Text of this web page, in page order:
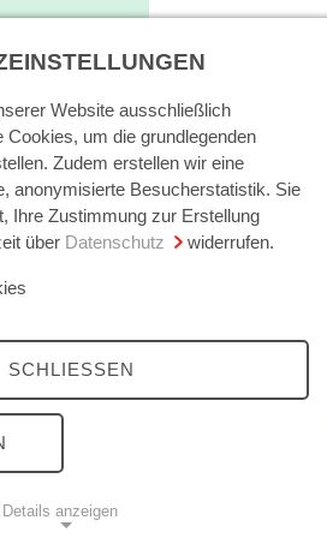
Website ausschließlich
Cookies, um die grundlegenden
Zudem erstellen wir eine
anonymisierte Besucherstatistik. Sie
Ihre Zustimmung zur Erstellung
über Datenschutz widerrufen.
SCHLIESSEN
Details anzeigen